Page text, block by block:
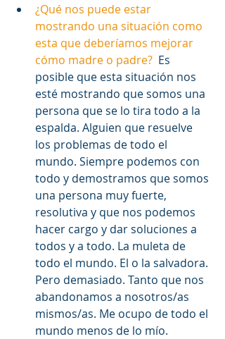
¿Qué nos puede estar
mostrando una situación como
esta que deberíamos mejorar
cómo madre o padre?
  Es
posible que esta situación nos
esté mostrando que somos una
persona que se lo tira todo a la
espalda. Alguien que resuelve
los problemas de todo el
mundo. Siempre podemos con
todo y demostramos que somos
una persona muy fuerte,
resolutiva y que nos podemos
hacer cargo y dar soluciones a
todos y a todo. La muleta de
todo el mundo. El o la salvadora.
Pero demasiado. Tanto que nos
abandonamos a nosotros/as
mismos/as. Me ocupo de todo el
mundo menos de lo mío.